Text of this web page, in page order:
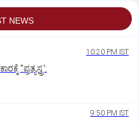
NEWS
10:20 PM IST
"ಪ್ರತ್ಯಸ್ತ್ರ':
9:50 PM IST